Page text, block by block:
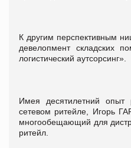
К другим перспективным
девелопмент складских
логистический аутсорсинг».
Имея десятилетний
сетевом ритейле, Игорь
многообещающий для
ритейл.